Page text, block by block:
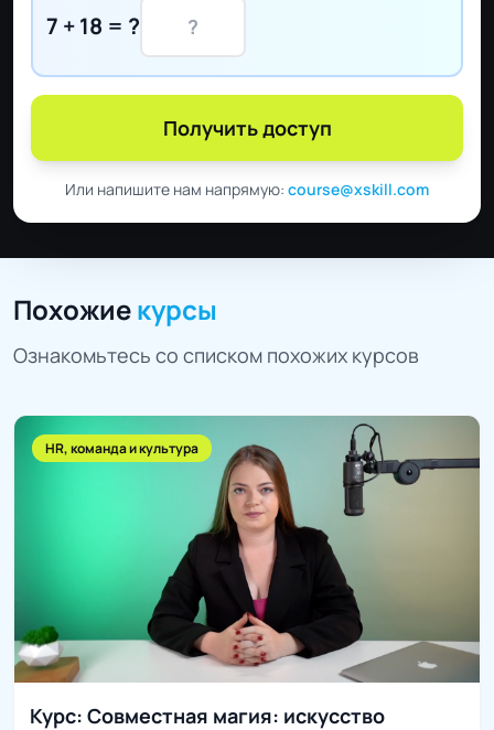
7 + 18 = ?
Получить доступ
Или напишите нам напрямую: course@xskill.com
Похожиекурсы
Ознакомьтесь со списком похожих курсов
HR, команда и культура
Курс: Совместная магия: искусство